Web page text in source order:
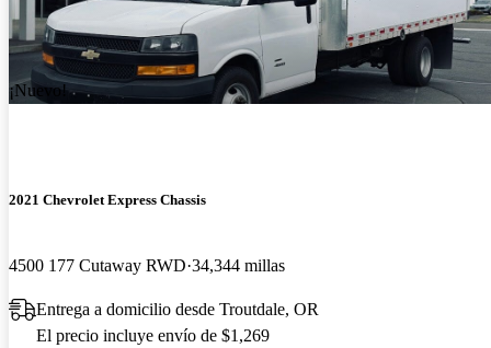
¡Nuevo!
2021 Chevrolet Express Chassis
4500 177 Cutaway RWD 34,344 millas
Entrega a domicilio desde Troutdale, OR
El precio incluye envío de $1,269